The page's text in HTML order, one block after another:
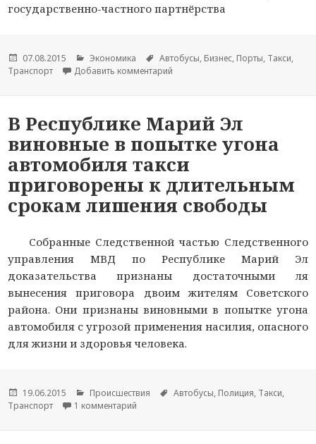
государственно-частного партнёрства
Опубликовано
07.08.2015 Рубрики
Экономика Метки
Автобусы, Бизнес, Порты, Такси,
Транспорт
Добавить комментарий
В Республике Марий Эл
виновные в попытке угона
автомобиля такси
приговорены к длительным
срокам лишения свободы
Собранные Следственной частью Следственного
управления МВД по Республике Марий Эл
доказательства признаны достаточными ля
вынесения приговора двоим жителям Советского
района. Они признаны виновными в попытке угона
автомобиля с угрозой применения насилия, опасного
для жизни и здоровья человека.
Опубликовано
19.06.2015 Рубрики
Происшествия Метки
Автобусы, Полиция, Такси,
Транспорт
1 комментарий